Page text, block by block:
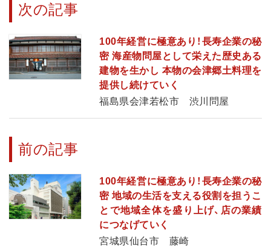
次の記事
100年経営に極意あり！長寿企業の秘
密 海産物問屋として栄えた歴史ある
建物を生かし 本物の会津郷土料理を
提供し続けていく
福島県会津若松市 渋川問屋
前の記事
100年経営に極意あり！長寿企業の秘
密 地域の生活を支える役割を担うこ
とで地域全体を盛り上げ、店の業績
につなげていく
宮城県仙台市 藤崎